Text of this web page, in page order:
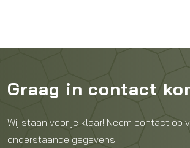
Graag in contact
Wij staan voor je klaar! Neem contact op
onderstaande gegevens.